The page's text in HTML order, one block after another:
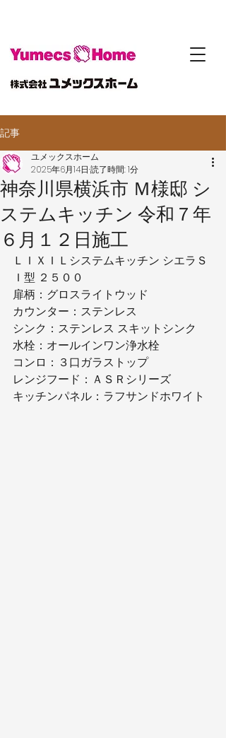
記事
神奈川県横浜市 Ｍ様邸 シ
ステムキッチン 令和７年
６月１２日施工
ユメックスホーム
2025年6月14日 読了時間: 1分
ＬＩＸＩＬシステムキッチン シエラＳ
Ｉ型 ２５００
扉柄：グロスライトウッド
カウンター：ステンレス
シンク：ステンレス スキットシンク
水栓：オールインワン浄水栓
コンロ：３口ガラストップ
レンジフード：ＡＳＲシリーズ
キッチンパネル：ラフサンドホワイト